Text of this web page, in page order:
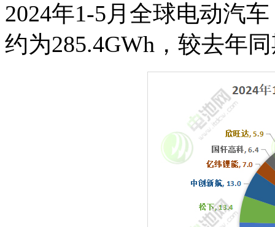
2024年1-5月全球电动汽
约为285.4GWh，较去年